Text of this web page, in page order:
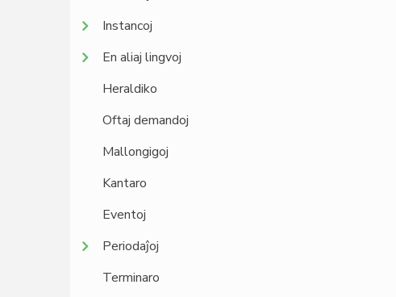
Instancoj
En aliaj lingvoj
Heraldiko
Oftaj demandoj
Mallongigoj
Kantaro
Eventoj
Periodaĵoj
Terminaro